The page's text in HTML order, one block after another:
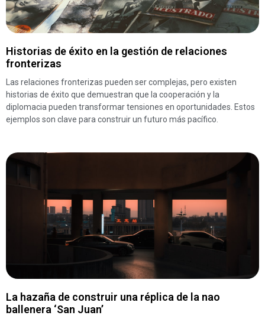
Historias de éxito en la gestión de relaciones
fronterizas
Las relaciones fronterizas pueden ser complejas, pero existen
historias de éxito que demuestran que la cooperación y la
diplomacia pueden transformar tensiones en oportunidades. Estos
ejemplos son clave para construir un futuro más pacífico.
La hazaña de construir una réplica de la nao
ballenera ‘San Juan’